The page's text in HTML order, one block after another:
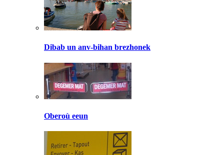
Dibab un anv-bihan brezhonek
Oberoù eeun